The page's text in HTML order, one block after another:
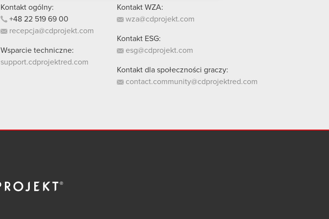
Kontakt ogólny:
+48 22 519 69 00
recepcja@cdprojekt.com
Wsparcie techniczne:
support.cdprojektred.com
Kontakt WZA:
wza@cdprojekt.com
Kontakt ESG:
esg@cdprojekt.com
Kontakt dla społeczności graczy:
contact.community@cdprojektred.com